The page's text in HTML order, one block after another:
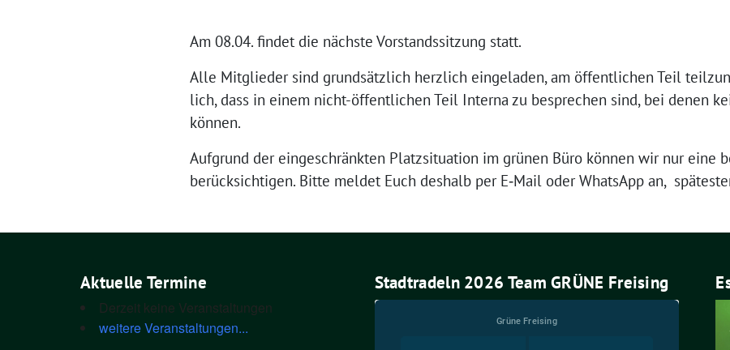
Am 08.04. fin­det die nächs­te Vor­stands­sit­zung statt.
Alle Mit­glie­der sind grund­sätz­lich herz­lich ein­ge­la­den, am öffent­li­chen Teil
lich, dass in einem nicht-öffent­li­chen Teil Inter­na zu bespre­chen sind, bei denen
können.
Auf­grund der ein­ge­schränk­ten Platz­si­tua­ti­on im grü­nen Büro kön­nen wir nur eine
berück­sich­ti­gen. Bit­te mel­det Euch des­halb per E‑Mail oder Whats­App an,
Aktuelle Termine
Derzeit keine Veranstaltungen
weitere Veranstaltungen...
Stadtradeln 2026 Team GRÜNE Freising